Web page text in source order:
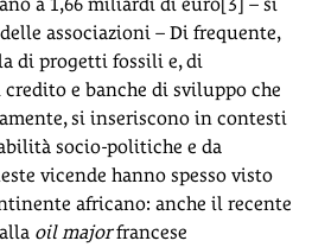
associazioni – Di frequente,
di progetti fossili e, di
credito e banche di sviluppo che
si inseriscono in contesti
socio-politiche e da
vicende hanno spesso visto
africano: anche il recente
oil majorfrancese